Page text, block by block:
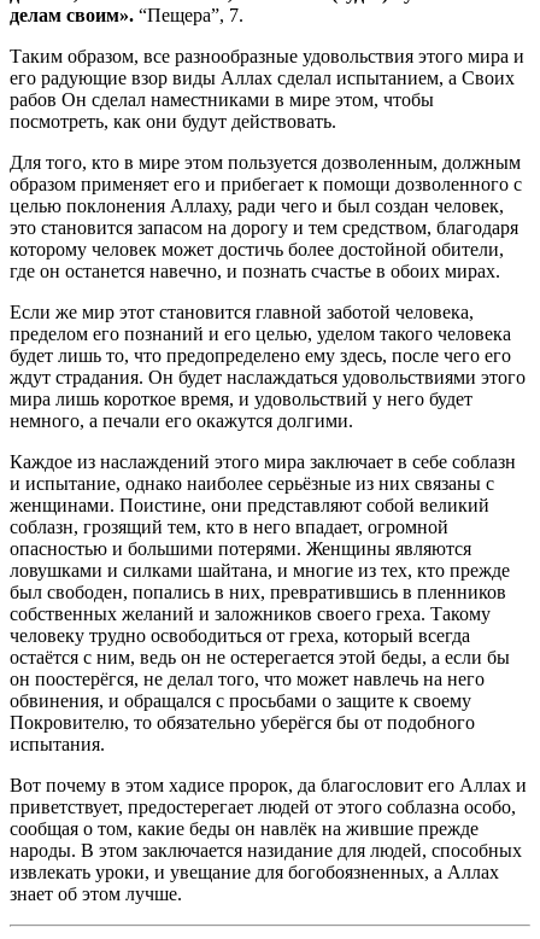
делам своим». “Пещера”, 7.
Таким образом, все разнообразные удовольствия этого мира и
его радующие взор виды Аллах сделал испытанием, а Своих
рабов Он сделал наместниками в мире этом, чтобы
посмотреть, как они будут действовать.
Для того, кто в мире этом пользуется дозволенным, должным
образом применяет его и прибегает к помощи дозволенного с
це­лью поклонения Аллаху, ради чего и был создан человек,
это ста­новится запасом на дорогу и тем средством, благодаря
которому человек может достичь более достойной обители,
где он останется навечно, и познать счастье в обоих мирах.
Если же мир этот становится главной заботой человека,
преде­лом его познаний и его целью, уделом такого человека
будет лишь то, что предопределено ему здесь, после чего его
ждут страдания. Он будет наслаждаться удовольствиями этого
мира лишь короткое время, и удовольствий у него будет
немного, а печали его окажут­ся долгими.
Каждое из наслаждений этого мира заключает в себе соблазн
и испытание, однако наиболее серьёзные из них связаны с
женщина­ми. Поистине, они представляют собой великий
соблазн, грозящий тем, кто в него впадает, огромной
опасностью и большими потеря­ми. Женщины являются
ловушками и силками шайтана, и многие из тех, кто прежде
был свободен, попались в них, превратившись в пленников
собственных желаний и заложников своего греха. Тако­му
человеку трудно освободиться от греха, который всегда
остаёт­ся с ним, ведь он не остерегается этой беды, а если бы
он поосте­рёгся, не делал того, что может навлечь на него
обвинения, и обра­щался с просьбами о защите к своему
Покровителю, то обязатель­но уберёгся бы от подобного
испытания.
Вот почему в этом хадисе пророк, да благословит его Аллах и
приветствует, предостерегает лю­дей от этого соблазна особо,
сообщая о том, какие беды он навлёк на жившие прежде
народы. В этом заключается назидание для лю­дей, способных
извлекать уроки, и увещание для богобоязненных, а Аллах
знает об этом лучше.